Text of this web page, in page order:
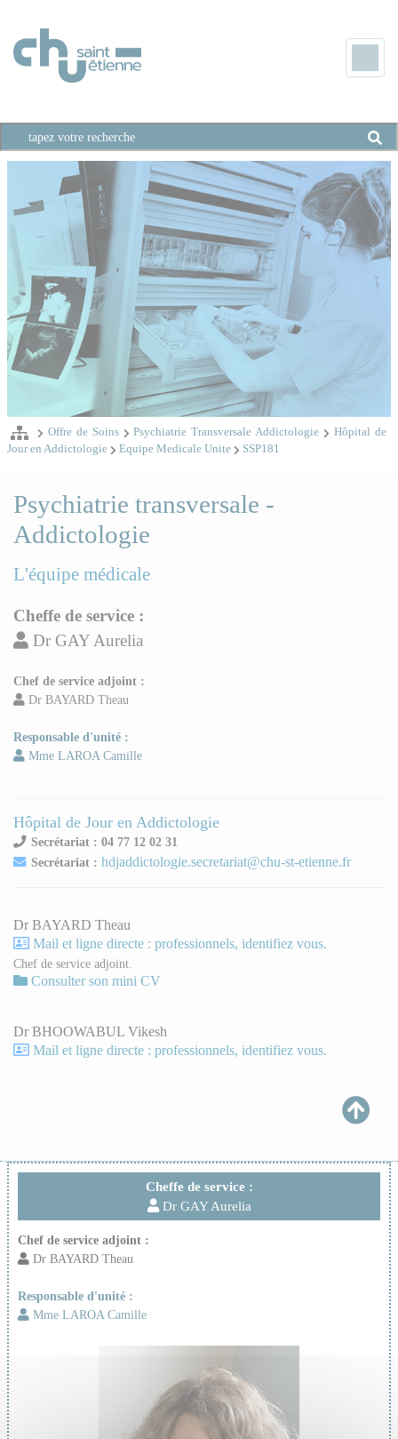
Offre de Soins Psychiatrie Transversale Addictologie
Hôpital de
Jour en Addictologie
Equipe Medicale Unite SSP181
Cheffe de service :
Dr GAY Aurelia
Chef de service adjoint :
Dr BAYARD Theau
Responsable d'unité :
Mme LAROA Camille
Psychiatrie transversale -
Addictologie
L'équipe médicale
Cheffe de service :
Dr GAY Aurelia
Chef de service adjoint :
Dr BAYARD Theau
Responsable d'unité :
Mme LAROA Camille
Hôpital de Jour en Addictologie
Secrétariat : 04 77 12 02 31
Secrétariat :hdjaddictologie.secretariat@chu-st-etienne.fr
Dr BAYARD Theau
Mail et ligne directe : professionnels, identifiez vous.
Chef de service adjoint.
Consulter son mini CV
Dr BHOOWABUL Vikesh
Mail et ligne directe : professionnels, identifiez vous.